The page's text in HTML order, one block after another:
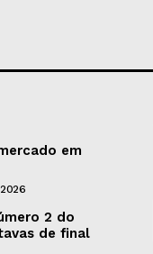
em
2 do
de final